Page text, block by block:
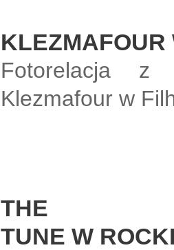
KLEZMAFOUR
Fotorelacja z
Klezmafour w
THE
TUNE W